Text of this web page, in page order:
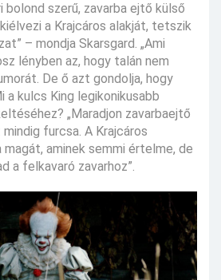
bolond szerű, zavarba ejtő külső
a Krajcáros alakját, tetszik
– mondja Skarsgard. „Ami
lényben az, hogy talán nem
De ő azt gondolja, hogy
a kulcs King legikonikusabb
„Maradjon zavarbaejtő
furcsa. A Krajcáros
aminek semmi értelme, de
a felkavaró zavarhoz”.